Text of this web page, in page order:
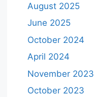
August 2025
June 2025
October 2024
April 2024
November 2023
October 2023